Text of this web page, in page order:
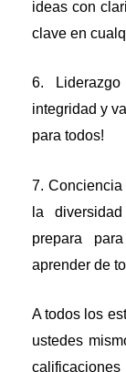
ideas con
clave en
6.
integridad y
para todos!
7.
la
prepara
aprender de
A todos los
ustedes